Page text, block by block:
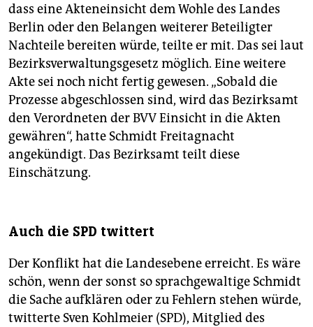
dass eine Akteneinsicht dem Wohle des Landes
Berlin oder den Belangen weiterer Beteiligter
Nachteile bereiten würde, teilte er mit. Das sei laut
Bezirksverwaltungsgesetz möglich. Eine weitere
Akte sei noch nicht fertig gewesen. „Sobald die
Prozesse abgeschlossen sind, wird das Bezirksamt
den Verordneten der BVV Einsicht in die Akten
gewähren“, hatte Schmidt Freitagnacht
angekündigt. Das Bezirks­amt teilt diese
Einschätzung.
Auch die SPD twittert
Der Konflikt hat die Landesebene erreicht. Es wäre
schön, wenn der sonst so sprachgewaltige Schmidt
die Sache aufklären oder zu Fehlern stehen würde,
twitterte Sven Kohlmeier (SPD), Mitglied des